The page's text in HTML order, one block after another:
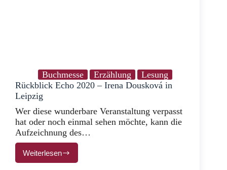
Buchmesse Erzählung
Lesung
Rückblick Echo 2020 – Irena Dousková in
Leipzig
Wer diese wunderbare Veranstaltung verpasst
hat oder noch einmal sehen möchte, kann die
Aufzeichnung des…
Weiterlesen
Rückblick
Echo